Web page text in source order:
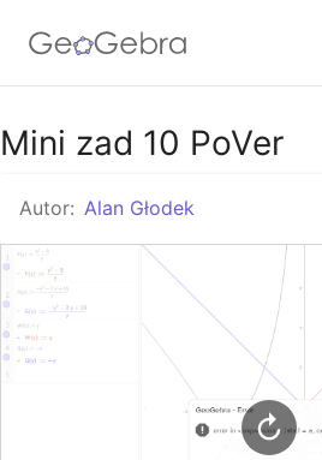
Google Classroom
GeoGebra Classroom
Zaloguj się
Mini zad 10 PoVer
Autor: Alan Głodek